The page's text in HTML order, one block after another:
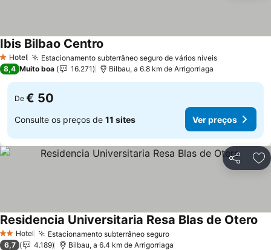
1 Estrelas
Hotel Estacionamento subterrâneo seguro de vários níveisVer preços
Ibis Bilbao Centro
8,4 Muito boa 16.271 Bilbau, a 6.8 km de Arrigorriaga
De € 50
Consulte os preços de 11 sites Ver preços
Partilhar
2 Estrelas
Hotel Estacionamento subterrâneo seguroVer preços
Residencia Universitaria Resa Blas de Otero
6,7 4.189 Bilbau, a 6.4 km de Arrigorriaga